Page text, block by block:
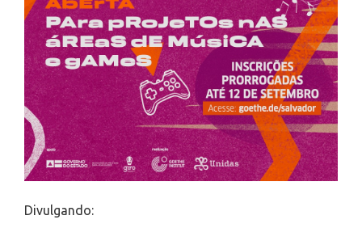
Divulgando: